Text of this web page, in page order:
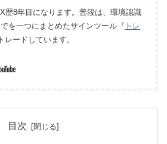
歴8年目になります。普段は、環境認識
を一つにまとめたサインツール『 トレ
レードしています。
目次